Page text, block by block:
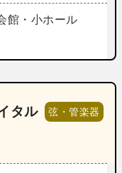
館・小ホール
タル 弦・管楽器